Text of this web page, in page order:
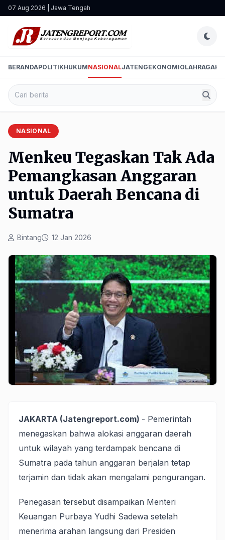
07 Aug 2026 | Jawa Tengah
BERANDAPOLITIKHUKUMNASIONALJATENGEKONOMIOLAHRAGA
NASIONAL
Menkeu Tegaskan Tak Ada
Pemangkasan Anggaran
untuk Daerah Bencana di
Sumatra
Bintang 12 Jan 2026
JAKARTA (Jatengreport.com) - Pemerintah
menegaskan bahwa alokasi anggaran daerah
untuk wilayah yang terdampak bencana di
Sumatra pada tahun anggaran berjalan tetap
terjamin dan tidak akan mengalami pengurangan.
Penegasan tersebut disampaikan Menteri
Keuangan Purbaya Yudhi Sadewa setelah
menerima arahan langsung dari Presiden